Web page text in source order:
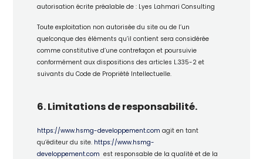
autorisation écrite préalable de : Lyes Lahmari Consulting
Toute exploitation non autorisée du site ou de l’un
quelconque des éléments qu’il contient sera considérée
comme constitutive d’une contrefaçon et poursuivie
conformément aux dispositions des articles L.335-2 et
suivants du Code de Propriété Intellectuelle.
6. Limitations de responsabilité.
https://www.hsmg-developpement.com agit en tant
qu’éditeur du site. https://www.hsmg-
developpement.com est responsable de la qualité et de la